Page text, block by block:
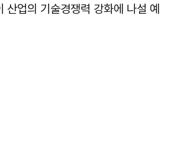
산업의 기술경쟁력 강화에 나설 예